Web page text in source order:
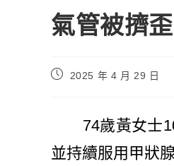
氣管被擠
2025 年 4 月 29 日
74歲黃女士
並持續服用甲狀